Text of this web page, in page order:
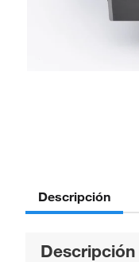
Descripción
Descripción